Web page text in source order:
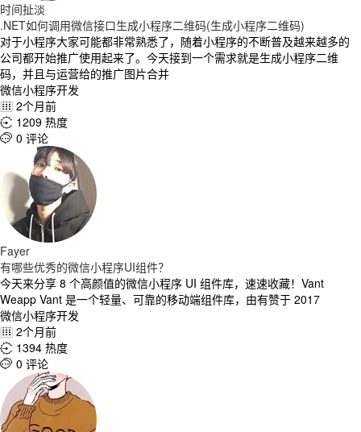
时间扯淡
.NET如何调用微信接口生成小程序二维码(生成小程序二维码)
对于小程序大家可能都非常熟悉了，随着小程序的不断普及越来越多的
公司都开始推广使用起来了。今天接到一个需求就是生成小程序二维
码，并且与运营给的推广图片合并
微信小程序开发
 2个月前
 1209 热度
 0 评论
Fayer
有哪些优秀的微信小程序UI组件？
今天来分享 8 个高颜值的微信小程序 UI 组件库，速速收藏！Vant
Weapp Vant 是一个轻量、可靠的移动端组件库，由有赞于 2017
微信小程序开发
 2个月前
 1394 热度
 0 评论